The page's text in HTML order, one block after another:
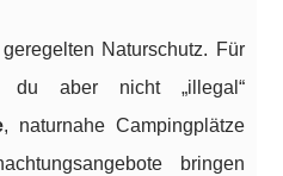
Naturschutz. Für
du aber nicht „illegal“
, naturnahe Campingplätze
bringen